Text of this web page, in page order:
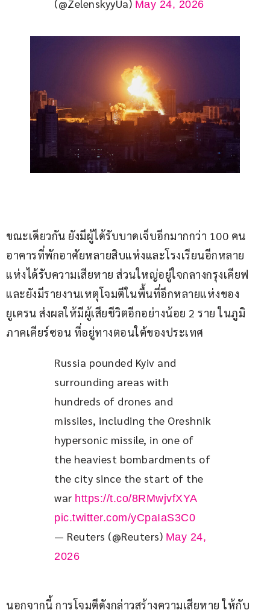
(@ZelenskyyUa) May 24, 2026
ขณะเดียวกัน ยังมีผู้ได้รับบาดเจ็บอีกมากกว่า 100 คน
อาคารที่พักอาศัยหลายสิบแห่งและโรงเรียนอีกหลาย
แห่งได้รับความเสียหาย ส่วนใหญ่อยู่ใจกลางกรุงเคียฟ
และยังมีรายงานเหตุโจมตีในพื้นที่อีกหลายแห่งของ
ยูเครน ส่งผลให้มีผู้เสียชีวิตอีกอย่างน้อย 2 ราย ในภูมิ
ภาคเคียร์ซอน ที่อยู่ทางตอนใต้ของประเทศ
Russia pounded Kyiv and
surrounding areas with
hundreds of drones and
missiles, including the Oreshnik
hypersonic missile, in one of
the heaviest bombardments of
the city since the start of the
war https://t.co/8RMwjvfXYA
pic.twitter.com/yCpaIaS3C0
— Reuters (@Reuters) May 24,
2026
นอกจากนี้ การโจมตีดังกล่าวสร้างความเสียหาย ให้กับ